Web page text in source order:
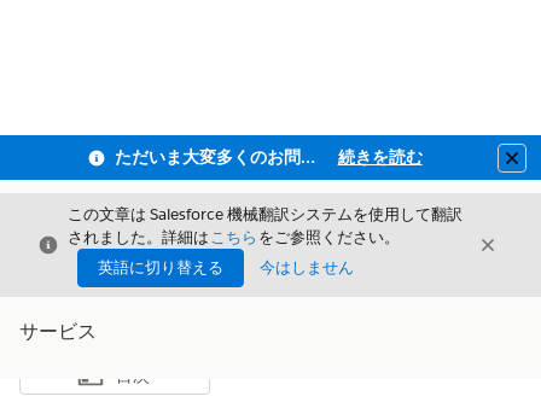
ただいま大変多くのお問い合わせをいただいており、ご連絡までにお時間を頂戴しております 続きを読む
閉じる
この文章は Salesforce 機械翻訳システムを使用して翻訳
されました。詳細はこちら をご参照ください。
英語に切り替える
今はしません
閉じる
サービス
目次を表示
目次